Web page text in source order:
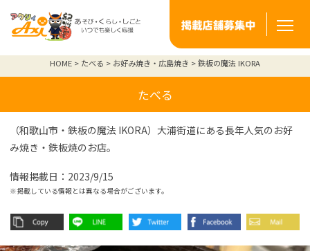
HOME たべる お好み焼き・広島焼き 鉄板の魔法 IKORA
たべる
（和歌山市・鉄板の魔法 IKORA）大浦街道にある長年人気のお好
み焼き・鉄板焼のお店。
情報掲載日：2023/9/15
※掲載している情報とは異なる場合がございます。